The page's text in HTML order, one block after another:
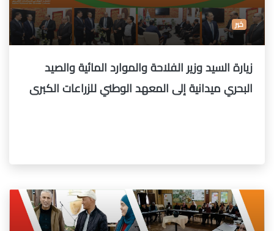
خبر
زيارة السيد وزير الفلاحة والموارد المائية والصيد
البحري ميدانية إلى المعهد الوطني للزراعات الكبرى